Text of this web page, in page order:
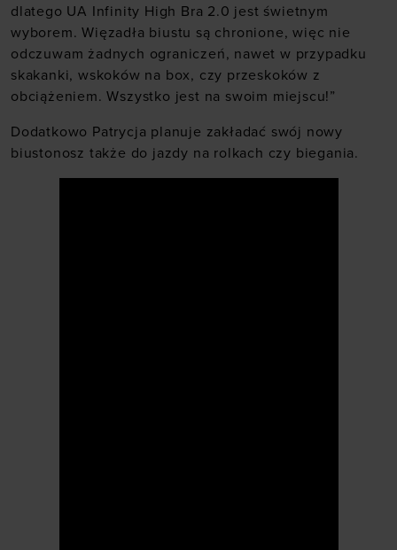
dlatego UA Infinity High Bra 2.0 jest świetnym
wyborem. Więzadła biustu są chronione, więc nie
odczuwam żadnych ograniczeń, nawet w przypadku
skakanki, wskoków na box, czy przeskoków z
obciążeniem. Wszystko jest na swoim miejscu!”
Dodatkowo Patrycja planuje zakładać swój nowy
biustonosz także do jazdy na rolkach czy biegania.